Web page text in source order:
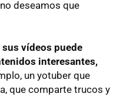
deseamos que
vídeos puede
interesantes,
un yotuber que
que comparte trucos y